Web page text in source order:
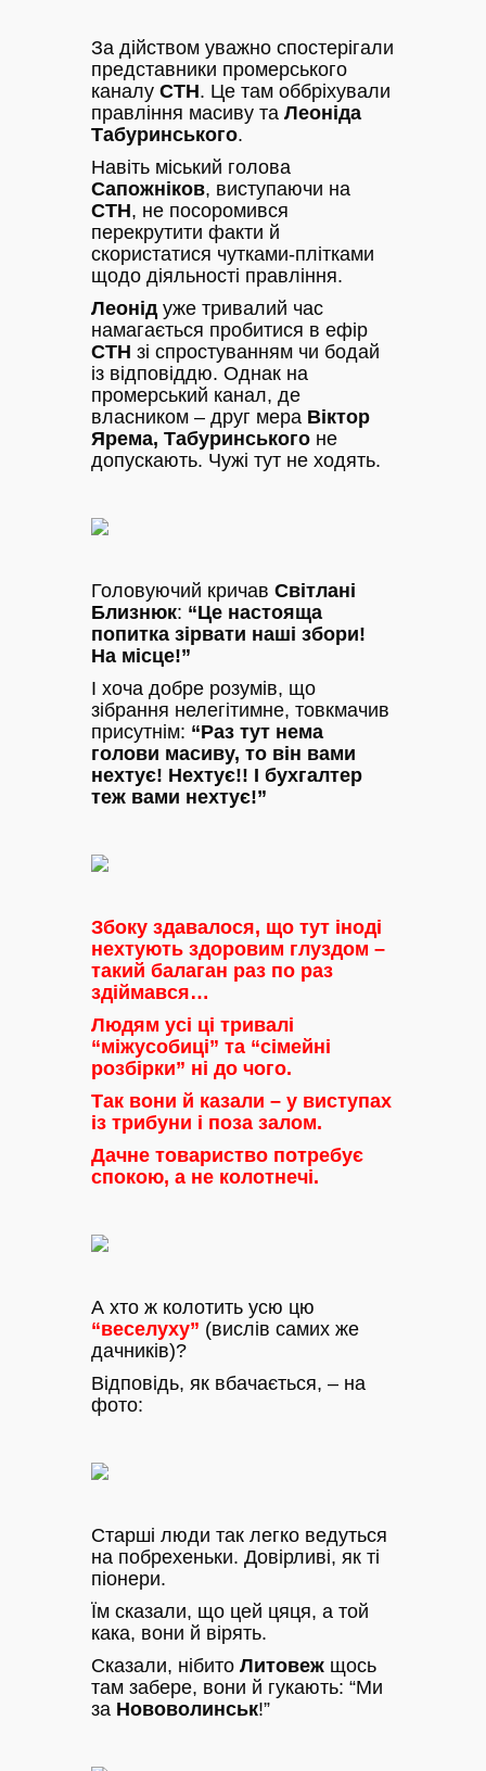
За дійством уважно спостерігали
представники промерського
каналу СТН. Це там оббріхували
правління масиву та Леоніда
Табуринського.
Навіть міський голова
Сапожніков, виступаючи на
СТН, не посоромився
перекрутити факти й
скористатися чутками-плітками
щодо діяльності правління.
Леонідуже тривалий час
намагається пробитися в ефір
СТН зі спростуванням чи бодай
із відповіддю. Однак на
промерський канал, де
власником – друг мера Віктор
Ярема, Табуринського не
допускають. Чужі тут не ходять.
Головуючий кричав Світлані
Близнюк: “Це настояща
попитка зірвати наші збори!
На місце!”
І хоча добре розумів, що
зібрання нелегітимне, товкмачив
присутнім: “Раз тут нема
голови масиву, то він вами
нехтує! Нехтує!! І бухгалтер
теж вами нехтує!”
Збоку здавалося, що тут іноді
нехтують здоровим глуздом –
такий балаган раз по раз
здіймався…
Людям усі ці тривалі
“міжусобиці” та “сімейні
розбірки” ні до чого.
Так вони й казали – у виступах
із трибуни і поза залом.
Дачне товариство потребує
спокою, а не колотнечі.
А хто ж колотить усю цю
“веселуху” (вислів самих же
дачників)?
Відповідь, як вбачається, – на
фото:
Старші люди так легко ведуться
на побрехеньки. Довірливі, як ті
піонери.
Їм сказали, що цей цяця, а той
кака, вони й вірять.
Сказали, нібито Литовеж щось
там забере, вони й гукають: “Ми
за Нововолинськ!”